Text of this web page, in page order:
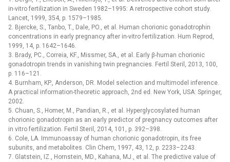
in-vitro fertilization in Sweden 1982–1995: A retrospective cohort study.
Lancet, 1999, 354, p. 1579–1985.
2. Bjercke, S., Tanbo, T., Dale, PO., et al. Human chorionic gonadotrophin
concentrations in early pregnancy after in-vitro fertilization. Hum Reprod,
1999, 14, p. 1642–1646.
3. Brady, PC., Correia, KF., Missmer, SA., et al. Early β-human chorionic
gonadotropin trends in vanishing twin pregnancies. Fertil Steril, 2013, 100,
p. 116–121.
4. Burnham, KP., Anderson, DR. Model selection and multimodel inference.
A practical information-theoretic approach, 2nd ed. New York, USA: Springer,
2002.
5. Chuan, S., Homer, M., Pandian, R., et al. Hyperglycosylated human
chorionic gonadotropin as an early predictor of pregnancy outcomes after
in vitro fertilization. Fertil Steril, 2014, 101, p. 392–398.
6. Cole, LA. Immunoassay of human chorionic gonadotropin, its free
subunits, and metabolites. Clin Chem, 1997, 43, 12, p. 2233–2243.
7. Glatstein, IZ., Hornstein, MD., Kahana, MJ., et al. The predictive value of